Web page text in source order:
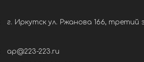
г. Иркутск ул. Ржанова 166, третий
ap@223-223.ru